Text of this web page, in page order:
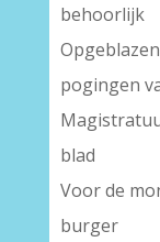
behoorlijk
pogingen
blad
Voor de
burger